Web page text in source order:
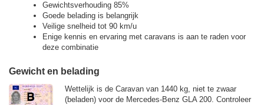
Gewichtsverhouding 85%
Goede belading is belangrijk
Veilige snelheid tot 90 km/u
Enige kennis en ervaring met caravans is aan te raden voor
deze combinatie
Gewicht en belading
Wettelijk is de Caravan van 1440 kg, niet te zwaar
(beladen) voor de Mercedes-Benz GLA 200. Controleer